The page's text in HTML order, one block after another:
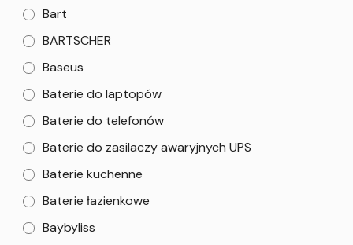
Bart
BARTSCHER
Baseus
Baterie do laptopów
Baterie do telefonów
Baterie do zasilaczy awaryjnych UPS
Baterie kuchenne
Baterie łazienkowe
Baybyliss